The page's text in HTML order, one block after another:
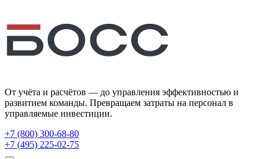
От учёта и расчётов — до управления эффективностью и
развитием команды. Превращаем затраты на персонал в
управляемые инвестиции.
+7 (800) 300-68-80
+7 (495) 225-02-75